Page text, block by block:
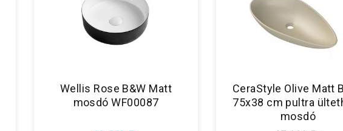
Wellis Rose B&W Matt
mosdó WF00087
CeraStyle Olive Matt
75x38 cm pultra
mosdó